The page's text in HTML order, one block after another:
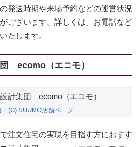
発送時期や来場予約などの運営状況
ございます。詳しくは、お電話など
たします。
ecomo（エコモ）
：(C) SUUMO店舗ページ
注文住宅の実現を目指す方におすす